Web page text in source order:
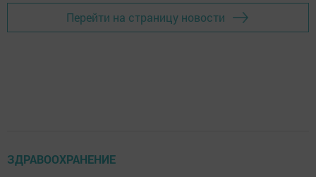
Перейти на страницу новости
ЗДРАВООХРАНЕНИЕ